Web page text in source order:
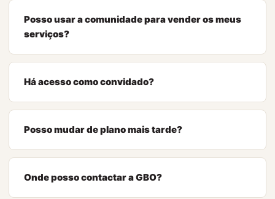
Posso usar a comunidade para vender os meus
serviços?
Há acesso como convidado?
Posso mudar de plano mais tarde?
Onde posso contactar a GBO?